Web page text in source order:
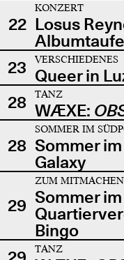
22
KONZERT
Losus
Albumtaufe
23
VERSCHIEDENES
Queer in
28
TANZ
WÆXE:
28
SOMMER IM
Sommer
Galaxy
29
ZUM MITMACHEN
Sommer
Bingo
TANZ